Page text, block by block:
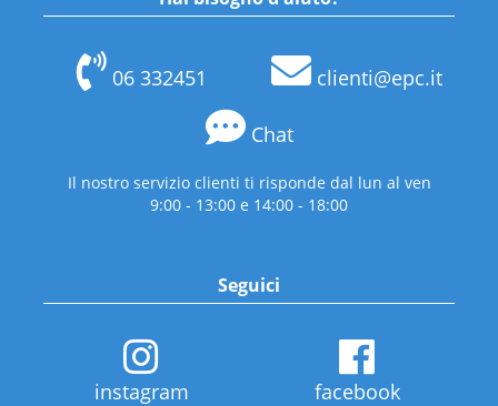
06 332451 clienti@epc.it
Chat
Il nostro servizio clienti ti risponde dal lun al ven
9:00 - 13:00 e 14:00 - 18:00
Seguici
instagram facebook